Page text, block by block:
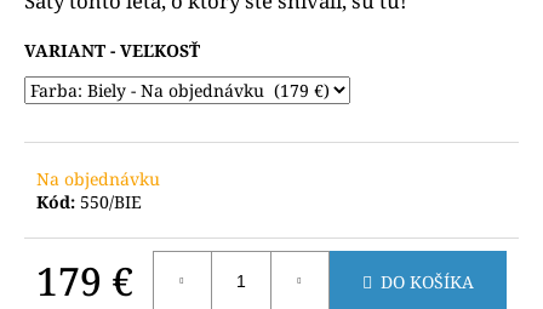
VARIANT
Na objednávku
Kód: 550/BIE
179 € DO KOŠÍKA
ú
č
a
m